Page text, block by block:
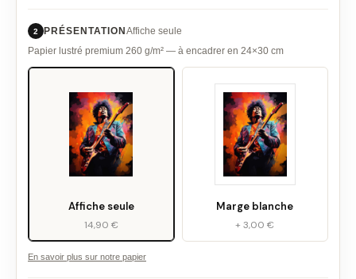
2 PRÉSENTATION Affiche seule
Papier lustré premium 260 g/m² — à encadrer en 24×30 cm
Affiche seule
14,90 €
Marge blanche
+ 3,00 €
En savoir plus sur notre papier